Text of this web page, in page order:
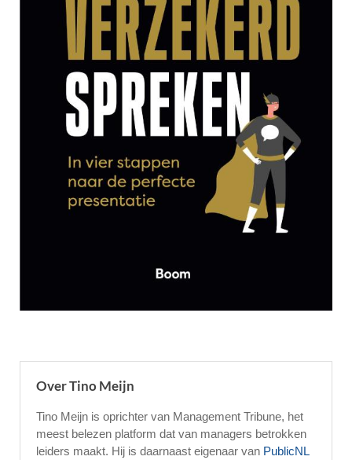
Over Tino Meijn
Tino Meijn is oprichter van Management Tribune, het
meest belezen platform dat van managers betrokken
leiders maakt. Hij is daarnaast eigenaar van PublicNL